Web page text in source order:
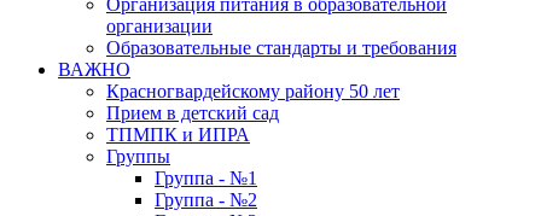
Организация питания в образовательной
организации
Образовательные стандарты и требования
ВАЖНО
Красногвардейскому району 50 лет
Прием в детский сад
ТПМПК и ИПРА
Группы
Группа - №1
Группа - №2